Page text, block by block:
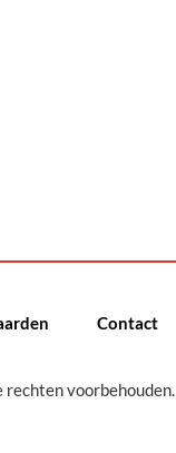
Contact
voorbehouden.